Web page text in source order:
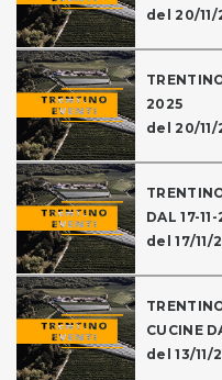
del 20/11/
2025
del 20/11/
DAL 17-
del 17/11/
CUCINE
del 13/11/